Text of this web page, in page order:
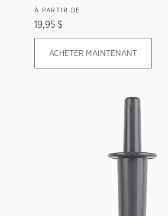
À PARTIR DE
19,95 $
ACHETER MAINTENANT